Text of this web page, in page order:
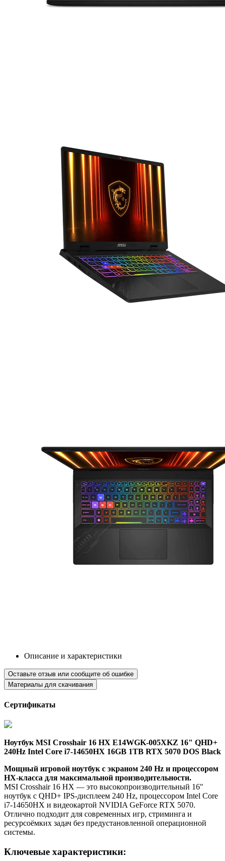
Описание и характеристики
Оставьте отзыв или сообщите об ошибке
Материалы для скачивания
Сертификаты
Ноутбук MSI Crosshair 16 HX E14WGK-005XKZ 16" QHD+
240Hz Intel Core i7-14650HX 16GB 1TB RTX 5070 DOS Black
Мощный игровой ноутбук с экраном 240 Hz и процессором
HX-класса для максимальной производительности.
MSI Crosshair 16 HX — это высокопроизводительный 16″
ноутбук с QHD+ IPS-дисплеем 240 Hz, процессором Intel Core
i7-14650HX и видеокартой NVIDIA GeForce RTX 5070.
Отлично подходит для современных игр, стриминга и
ресурсоёмких задач без предустановленной операционной
системы.
Ключевые характеристики: